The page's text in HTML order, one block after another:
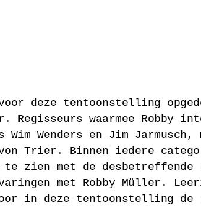
deze tentoonstelling
Regisseurs waarmee Robby
Wenders en Jim Jarmusch,
von Trier. Binnen iedere
te zien met de
met Robby Müller.
in deze tentoonstelling de